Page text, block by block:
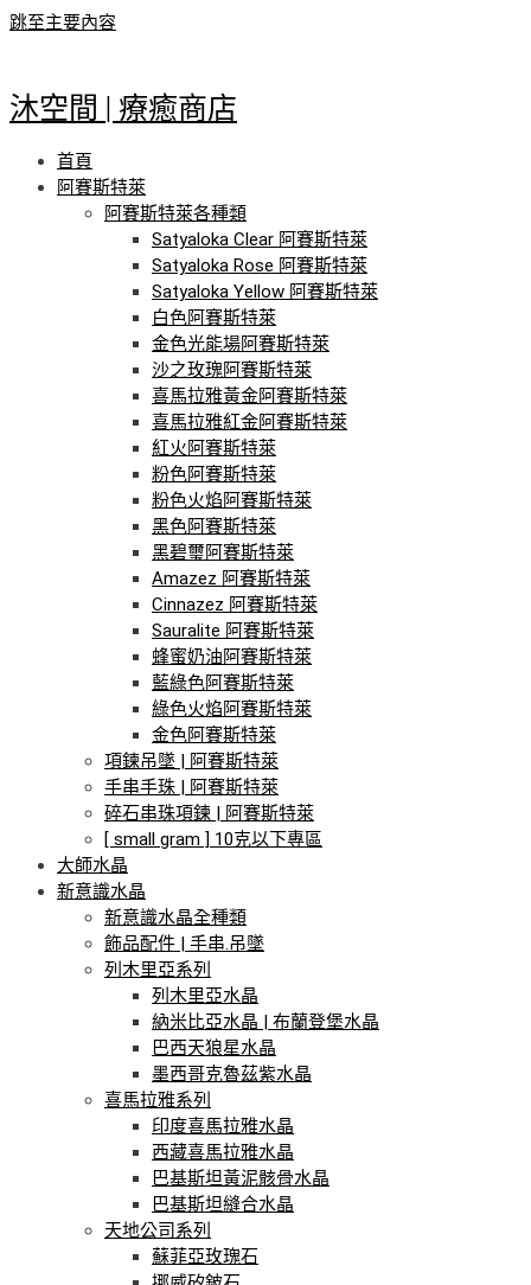
跳至主要內容
沐空間 | 療癒商店
首頁
阿賽斯特萊
阿賽斯特萊各種類
Satyaloka Clear 阿賽斯特萊
Satyaloka Rose 阿賽斯特萊
Satyaloka Yellow 阿賽斯特萊
白色阿賽斯特萊
金色光能場阿賽斯特萊
沙之玫瑰阿賽斯特萊
喜馬拉雅黃金阿賽斯特萊
喜馬拉雅紅金阿賽斯特萊
紅火阿賽斯特萊
粉色阿賽斯特萊
粉色火焰阿賽斯特萊
黑色阿賽斯特萊
黑碧璽阿賽斯特萊
Amazez 阿賽斯特萊
Cinnazez 阿賽斯特萊
Sauralite 阿賽斯特萊
蜂蜜奶油阿賽斯特萊
藍綠色阿賽斯特萊
綠色火焰阿賽斯特萊
金色阿賽斯特萊
項鍊吊墜 | 阿賽斯特萊
手串手珠 | 阿賽斯特萊
碎石串珠項鍊 | 阿賽斯特萊
[ small gram ] 10克以下專區
大師水晶
新意識水晶
新意識水晶全種類
飾品配件 | 手串.吊墜
列木里亞系列
列木里亞水晶
納米比亞水晶 | 布蘭登堡水晶
巴西天狼星水晶
墨西哥克魯茲紫水晶
喜馬拉雅系列
印度喜馬拉雅水晶
西藏喜馬拉雅水晶
巴基斯坦黃泥骸骨水晶
巴基斯坦縫合水晶
天地公司系列
蘇菲亞玫瑰石